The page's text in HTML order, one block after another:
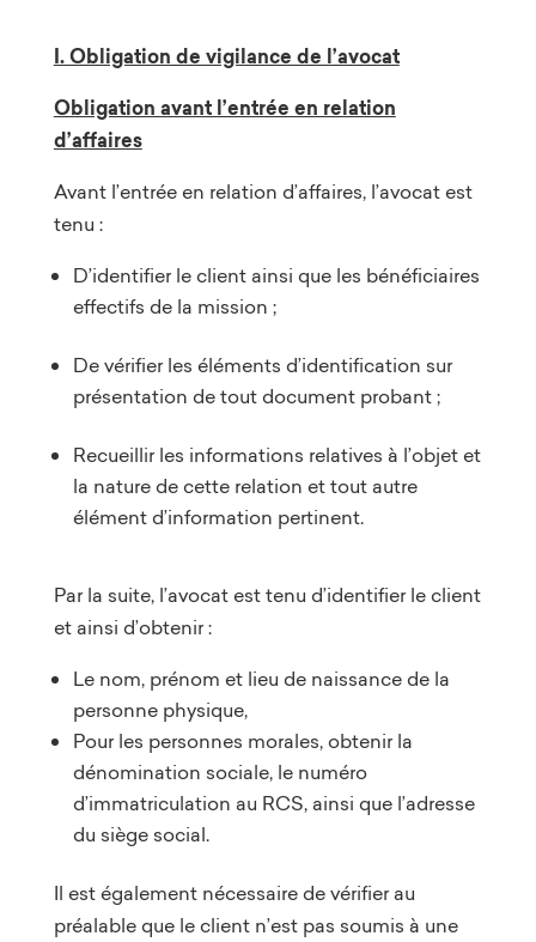
I. Obligation de vigilance de l’avocat
Obligation avant l’entrée en relation
d’affaires
Avant l’entrée en relation d’affaires, l’avocat est
tenu :
D’identifier le client ainsi que les bénéficiaires
effectifs de la mission ;
De vérifier les éléments d’identification sur
présentation de tout document probant ;
Recueillir les informations relatives à l’objet et
la nature de cette relation et tout autre
élément d’information pertinent.
Par la suite, l’avocat est tenu d’identifier le client
et ainsi d’obtenir :
Le nom, prénom et lieu de naissance de la
personne physique,
Pour les personnes morales, obtenir la
dénomination sociale, le numéro
d’immatriculation au RCS, ainsi que l’adresse
du siège social.
Il est également nécessaire de vérifier au
préalable que le client n’est pas soumis à une